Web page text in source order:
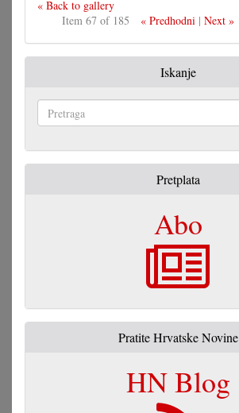
« Back to gallery
Item 67 of 185
« Predhodni| Next »
Iskanje
Pretplata
Abo
Pratite Hrvatske Novine
HN Blog